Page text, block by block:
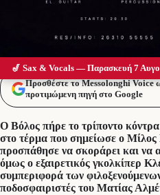
Προσθέστε το Messolonghi Voice
προτιμώμενη πηγή στο Google
Ο Βόλος πήρε το τρίποντο
στο τέρμα που σημείωσε ο
προσπάθησε να σκοράρει και να
όμως ο εξαιρετικός γκολκίπερ
συμπεριφορά των
ποδοσφαιριστές του Ματίας
🎷 Sax & Vocals — Παρασκευή 7